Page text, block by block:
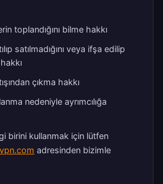
toplandığını bilme hakkı
satılmadığını veya ifşa edilip
çıkma hakkı
nedeniyle ayrımcılığa
birini kullanmak için lütfen
adresinden bizimle